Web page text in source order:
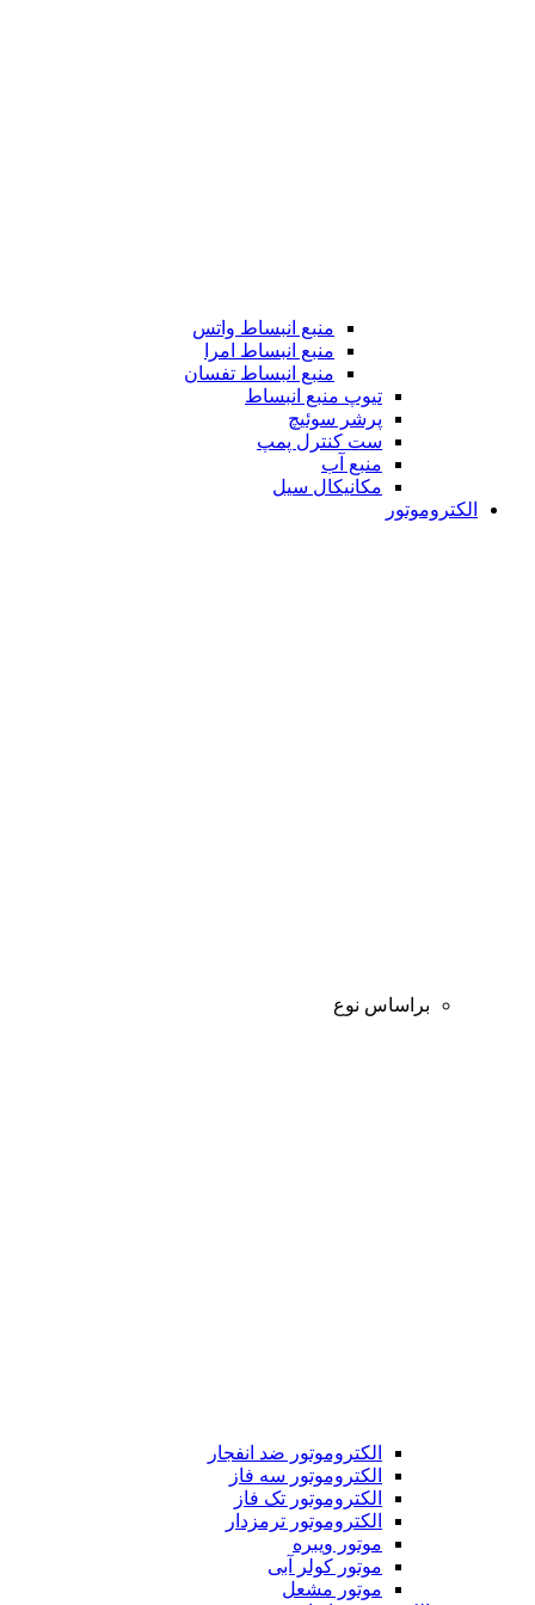
منبع انبساط واتس
منبع انبساط امرا
منبع انبساط تفسان
تیوپ منبع انبساط
پرشر سوئیچ
ست کنترل پمپ
منبع آب
مکانیکال سیل
الکتروموتور
براساس نوع
الکتروموتور ضد انفجار
الکتروموتور سه فاز
الکتروموتور تک فاز
الکتروموتور ترمزدار
موتور ویبره
موتور کولر آبی
موتور مشعل